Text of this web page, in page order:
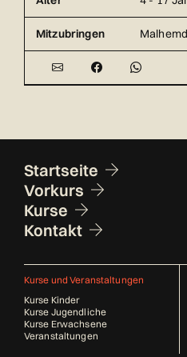
Mitzubringen
Fusszeile
Startseite
Vorkurs
Kurse
Kontakt
Kurse und Veranstaltungen
Kurse Kinder
Kurse Jugendliche
Kurse Erwachsene
Veranstaltungen